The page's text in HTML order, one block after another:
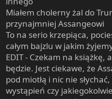
Miałem cholerny żal do
przynajmniej Assangeowi
To na serio krzepiąca,
całym bajzlu w jakim
EDIT - Czekam na książkę,
będzie. Jest ciekawe, że
pod miotłą i nic nie
wystąpień czy